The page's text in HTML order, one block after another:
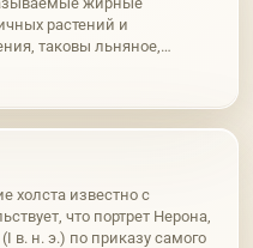
растений и
таковы льняное,
холста известно с
что портрет Нерона,
в. н. э.) по приказу самого